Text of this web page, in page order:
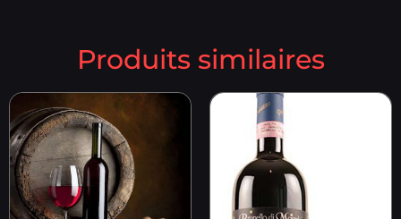
Produits similaires